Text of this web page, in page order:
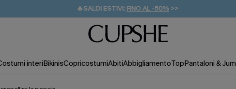
🔥SALDI ESTIVI: FINO AL -50% >>
🚚SPEDIZIONE GRATUITA DA 49€
💌REGALO PER I NUOVI: 20% DI SCONTO*
interiBikinisCopricostumiAbitiAbbigliamentoTopPantaloni &